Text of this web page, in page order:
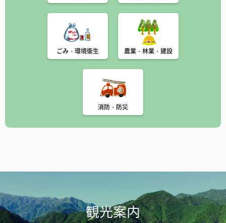
ごみ・環境衛生 農業・林業・建設
消防・防災
観光案内